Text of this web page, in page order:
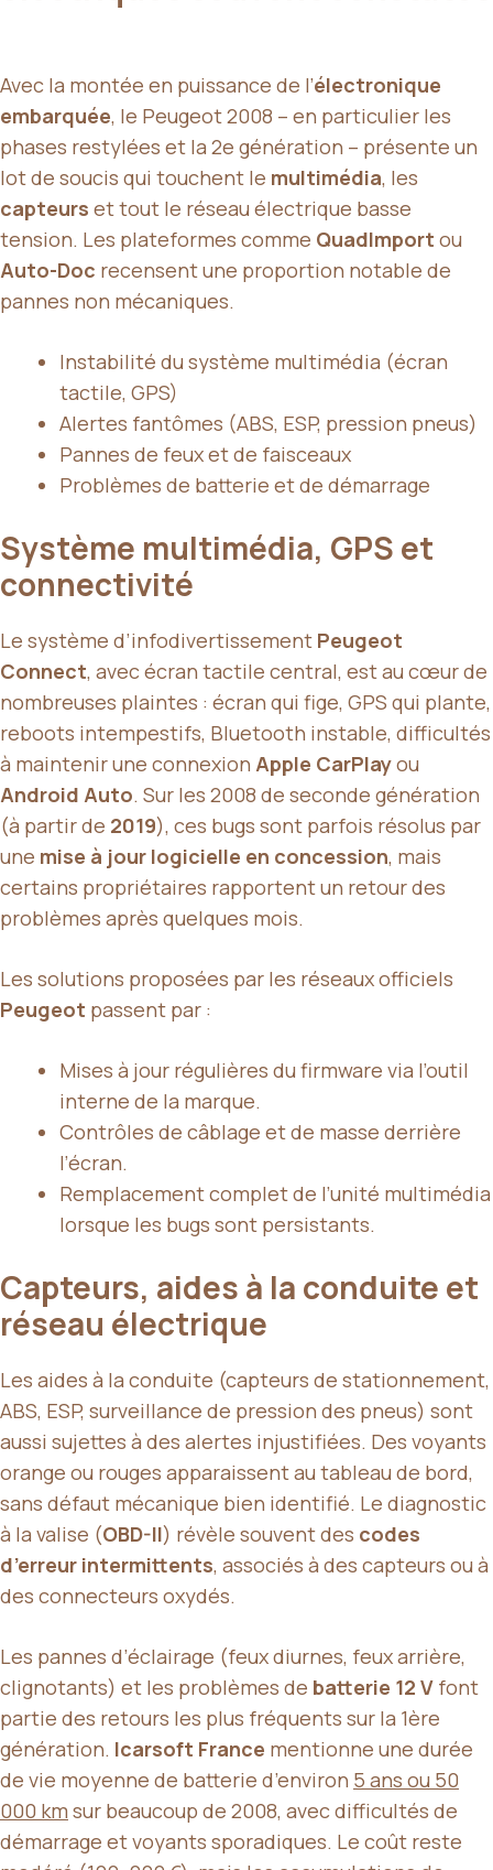
Avec la montée en puissance de l’électronique
embarquée, le Peugeot 2008 – en particulier les
phases restylées et la 2e génération – présente un
lot de soucis qui touchent le multimédia, les
capteurs et tout le réseau électrique basse
tension. Les plateformes comme QuadImport ou
Auto-Doc recensent une proportion notable de
pannes non mécaniques.
Instabilité du système multimédia (écran
tactile, GPS)
Alertes fantômes (ABS, ESP, pression pneus)
Pannes de feux et de faisceaux
Problèmes de batterie et de démarrage
Système multimédia, GPS et
connectivité
Le système d’infodivertissement Peugeot
Connect, avec écran tactile central, est au cœur de
nombreuses plaintes : écran qui fige, GPS qui plante,
reboots intempestifs, Bluetooth instable, difficultés
à maintenir une connexion Apple CarPlayou
Android Auto. Sur les 2008 de seconde génération
(à partir de 2019), ces bugs sont parfois résolus par
une mise à jour logicielle en concession, mais
certains propriétaires rapportent un retour des
problèmes après quelques mois.
Les solutions proposées par les réseaux officiels
Peugeot passent par :
Mises à jour régulières du firmware via l’outil
interne de la marque.
Contrôles de câblage et de masse derrière
l’écran.
Remplacement complet de l’unité multimédia
lorsque les bugs sont persistants.
Capteurs, aides à la conduite et
réseau électrique
Les aides à la conduite (capteurs de stationnement,
ABS, ESP, surveillance de pression des pneus) sont
aussi sujettes à des alertes injustifiées. Des voyants
orange ou rouges apparaissent au tableau de bord,
sans défaut mécanique bien identifié. Le diagnostic
à la valise (OBD-II) révèle souvent des codes
d’erreur intermittents, associés à des capteurs ou à
des connecteurs oxydés.
Les pannes d’éclairage (feux diurnes, feux arrière,
clignotants) et les problèmes de batterie 12 V font
partie des retours les plus fréquents sur la 1ère
génération. Icarsoft France mentionne une durée
de vie moyenne de batterie d’environ 5 ans ou 50
000 km sur beaucoup de 2008, avec difficultés de
démarrage et voyants sporadiques. Le coût reste